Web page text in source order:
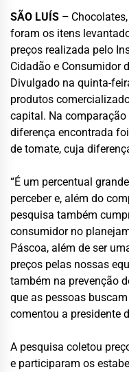
SÃO LUÍS –
foram os itens
preços realizada pelo
Cidadão e Consumidor
Divulgado na quinta-
produtos
capital. Na
diferença encontrada
de tomate, cuja
“É um percentual
perceber e, além do
pesquisa também
consumidor no
Páscoa, além de ser
preços pelas nossas
também na prevenção
que as pessoas
comentou a presidente
A pesquisa coletou
e participaram os